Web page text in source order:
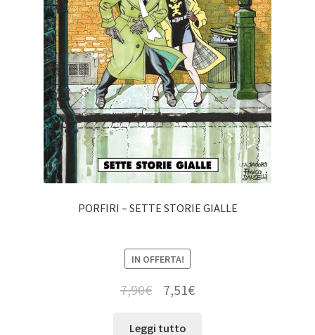
PORFIRI – SETTE STORIE GIALLE
IN OFFERTA!
7,90€ 7,51€
Leggi tutto